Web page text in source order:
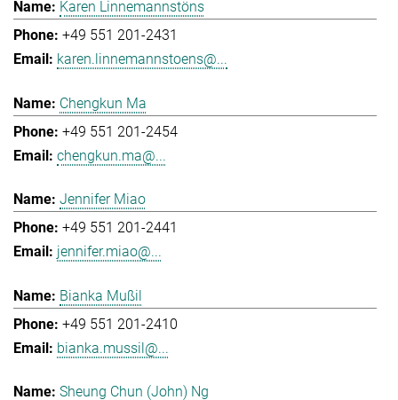
Karen Linnemannstöns
+49 551 201-2431
karen.linnemannstoens@...
Chengkun Ma
+49 551 201-2454
chengkun.ma@...
Jennifer Miao
+49 551 201-2441
jennifer.miao@...
Bianka Mußil
+49 551 201-2410
bianka.mussil@...
Sheung Chun (John) Ng